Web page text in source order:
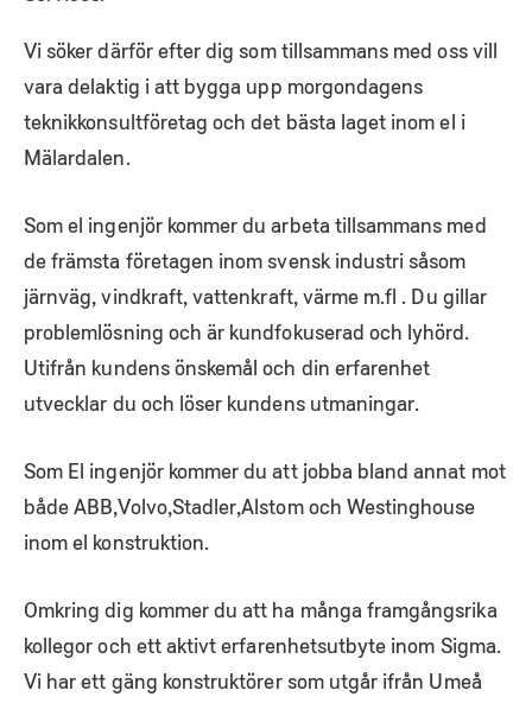
Vi söker därför efter dig som tillsammans med oss vill
vara delaktig i att bygga upp morgondagens
teknikkonsultföretag och det bästa laget inom el i
Mälardalen.
Som el ingenjör kommer du arbeta tillsammans med
de främsta företagen inom svensk industri såsom
järnväg, vindkraft, vattenkraft, värme m.fl . Du gillar
problemlösning och är kundfokuserad och lyhörd.
Utifrån kundens önskemål och din erfarenhet
utvecklar du och löser kundens utmaningar.
Som El ingenjör kommer du att jobba bland annat mot
både ABB,Volvo,Stadler,Alstom och Westinghouse
inom el konstruktion.
Omkring dig kommer du att ha många framgångsrika
kollegor och ett aktivt erfarenhetsutbyte inom Sigma.
Vi har ett gäng konstruktörer som utgår ifrån Umeå